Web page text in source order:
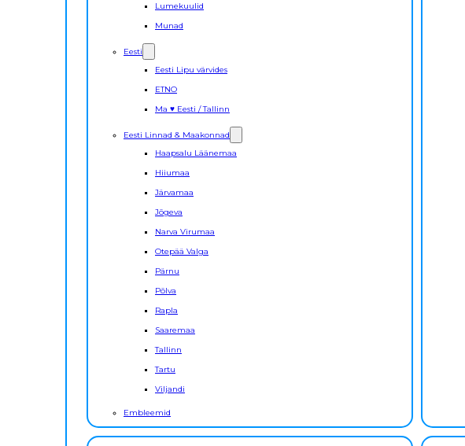
Lumekuulid
Munad
Eesti
Eesti Lipu värvides
ETNO
Ma ♥ Eesti / Tallinn
Eesti Linnad & Maakonnad
Haapsalu Läänemaa
Hiiumaa
Järvamaa
Jõgeva
Narva Virumaa
Otepää Valga
Pärnu
Põlva
Rapla
Saaremaa
Tallinn
Tartu
Viljandi
Embleemid